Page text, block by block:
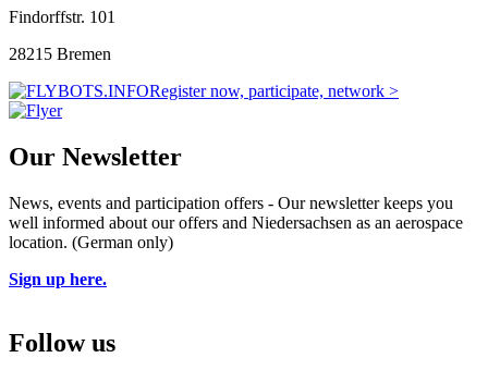
Findorffstr. 101
28215 Bremen
Register now, participate, network >
Our Newsletter
News, events and participation offers - Our newsletter keeps you
well informed about our offers and Niedersachsen as an aerospace
location. (German only)
Sign up here.
Follow us